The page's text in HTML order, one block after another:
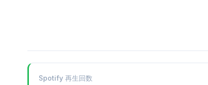
Spotify 再生回数